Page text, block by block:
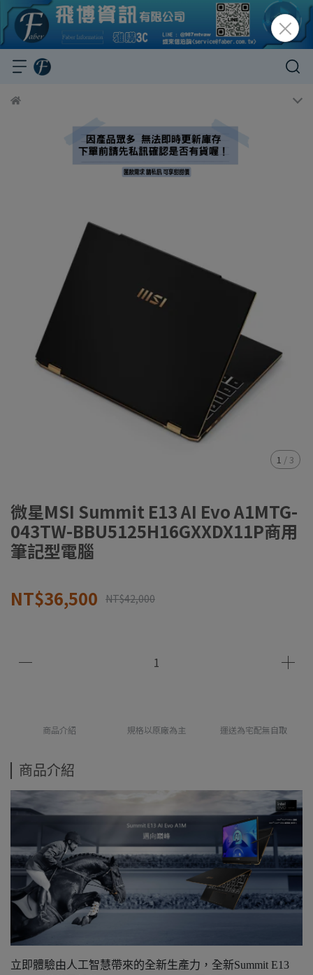
1 / 3
微星MSI Summit E13 AI Evo A1MTG-
043TW-BBU5125H16GXXDX11P商用
筆記型電腦
NT$36,500 NT$42,000
商品介紹 規格以原廠為主 運送為宅配無自取
商品介紹
立即體驗由人工智慧帶來的全新生產力，全新Summit E13